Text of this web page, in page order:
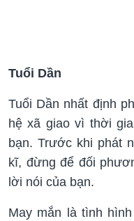
Tuổi Dần
Tuổi Dần nhất định
hệ xã giao vì thời
bạn. Trước khi phát
kĩ, đừng để đối
lời nói của bạn.
May mắn là tình